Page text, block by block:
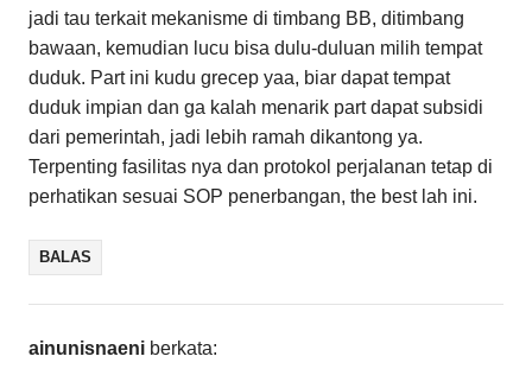
jadi tau terkait mekanisme di timbang BB, ditimbang
bawaan, kemudian lucu bisa dulu-duluan milih tempat
duduk. Part ini kudu grecep yaa, biar dapat tempat
duduk impian dan ga kalah menarik part dapat subsidi
dari pemerintah, jadi lebih ramah dikantong ya.
Terpenting fasilitas nya dan protokol perjalanan tetap di
perhatikan sesuai SOP penerbangan, the best lah ini.
BALAS
ainunisnaeni berkata: